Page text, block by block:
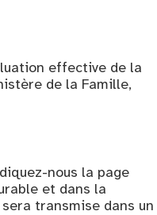
effective de la
de la Famille,
nous la page
et dans la
transmise dans un